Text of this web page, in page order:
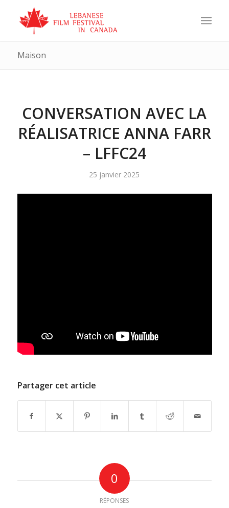
Maison
CONVERSATION AVEC LA
RÉALISATRICE ANNA FARR
– LFFC24
25 janvier 2025
Partager cet article
0
RÉPONSES